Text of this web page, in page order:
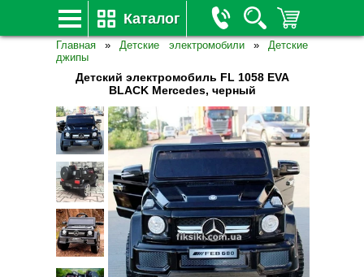
Каталог
Главная »Детские электромобили »Детские
джипы
Детский электромобиль FL 1058 EVA
BLACK Mercedes, черный